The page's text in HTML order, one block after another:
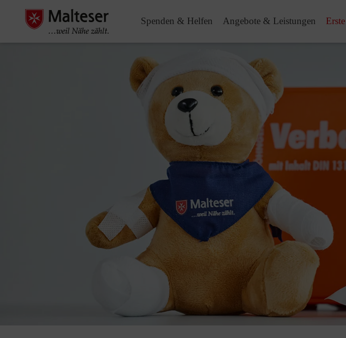
Spenden & Helfen Angebote & Leistungen